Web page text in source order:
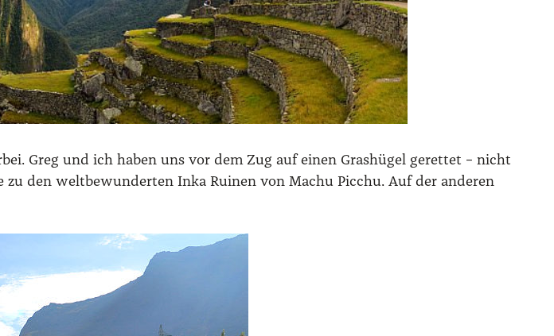
Greg und ich haben uns vor dem Zug auf einen Gras­hü­gel geret­tet – nicht
den welt­be­wun­der­ten Inka Rui­nen von Machu Pic­chu. Auf der ande­ren